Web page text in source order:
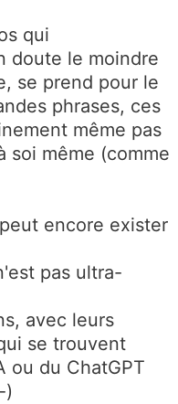
qui
doute le moindre
se prend pour le
phrases, ces
même pas
soi même (comme
encore exister
pas ultra-
avec leurs
se trouvent
ou du ChatGPT
)